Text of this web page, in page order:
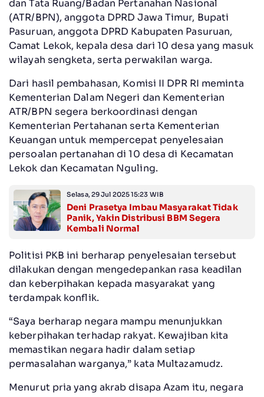
dan Tata Ruang/Badan Pertanahan Nasional
(ATR/BPN), anggota DPRD Jawa Timur, Bupati
Pasuruan, anggota DPRD Kabupaten Pasuruan,
Camat Lekok, kepala desa dari 10 desa yang masuk
wilayah sengketa, serta perwakilan warga.
Dari hasil pembahasan, Komisi II DPR RI meminta
Kementerian Dalam Negeri dan Kementerian
ATR/BPN segera berkoordinasi dengan
Kementerian Pertahanan serta Kementerian
Keuangan untuk mempercepat penyelesaian
persoalan pertanahan di 10 desa di Kecamatan
Lekok dan Kecamatan Nguling.
Selasa, 29 Jul 2025 15:23 WIB
Deni Prasetya Imbau Masyarakat Tidak
Panik, Yakin Distribusi BBM Segera
Kembali Normal
Politisi PKB ini berharap penyelesaian tersebut
dilakukan dengan mengedepankan rasa keadilan
dan keberpihakan kepada masyarakat yang
terdampak konflik.
“Saya berharap negara mampu menunjukkan
keberpihakan terhadap rakyat. Kewajiban kita
memastikan negara hadir dalam setiap
permasalahan warganya,” kata Multazamudz.
Menurut pria yang akrab disapa Azam itu, negara